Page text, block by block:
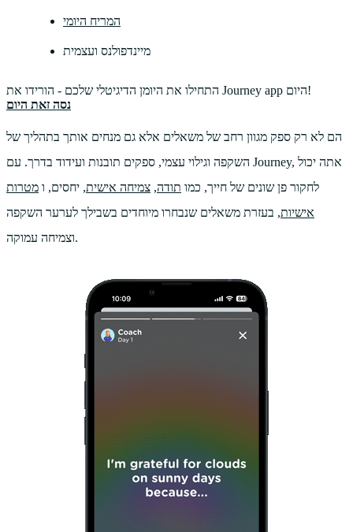
המריח היומי
מיינדפולנס ועצמית
התחילו את היומן הדיגיטלי שלכם - הורידו את Journey app היום!
נסה זאת היום
הם לא רק ספק מגוון רחב של משאלים אלא גם מנחים אותך בתהליך של
השקפה וגילוי עצמי, ספקים תובנות ועידוד בדרך. עם Journey, אתה יכול
לחקור פן שונים של חייך, כמו תודה, צמיחה אישית, יחסים, ו מטרות
אישיות, בעזרת משאלים שנבחרו מיוחדים בשבילך לערער השקפה
וצמיחה עמוקה.